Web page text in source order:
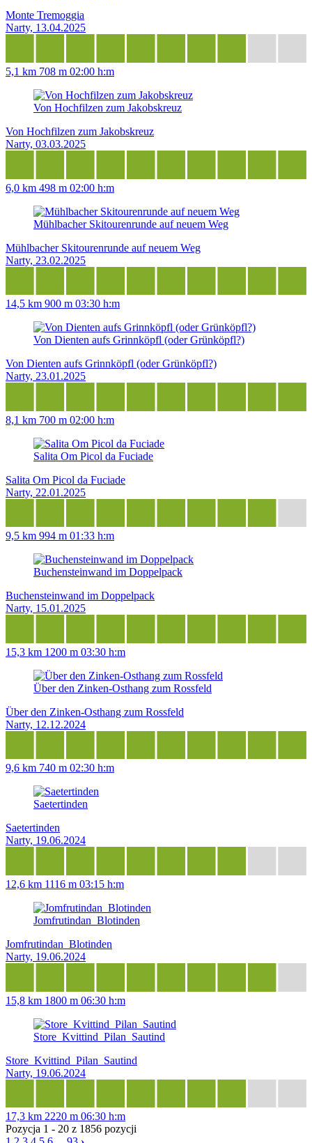
Monte Tremoggia
Narty, 13.04.2025
5,1 km 708 m 02:00 h:m
Von Hochfilzen zum Jakobskreuz
Von Hochfilzen zum Jakobskreuz
Narty, 03.03.2025
6,0 km 498 m 02:00 h:m
Mühlbacher Skitourenrunde auf neuem Weg
Mühlbacher Skitourenrunde auf neuem Weg
Narty, 23.02.2025
14,5 km 900 m 03:30 h:m
Von Dienten aufs Grinnköpfl (oder Grünköpfl?)
Von Dienten aufs Grinnköpfl (oder Grünköpfl?)
Narty, 23.01.2025
8,1 km 700 m 02:00 h:m
Salita Om Picol da Fuciade
Salita Om Picol da Fuciade
Narty, 22.01.2025
9,5 km 994 m 01:33 h:m
Buchensteinwand im Doppelpack
Buchensteinwand im Doppelpack
Narty, 15.01.2025
15,3 km 1200 m 03:30 h:m
Über den Zinken-Osthang zum Rossfeld
Über den Zinken-Osthang zum Rossfeld
Narty, 12.12.2024
9,6 km 740 m 02:30 h:m
Saetertinden
Saetertinden
Narty, 19.06.2024
12,6 km 1116 m 03:15 h:m
Jomfrutindan_Blotinden
Jomfrutindan_Blotinden
Narty, 19.06.2024
15,8 km 1800 m 06:30 h:m
Store_Kvittind_Pilan_Sautind
Store_Kvittind_Pilan_Sautind
Narty, 19.06.2024
17,3 km 2220 m 06:30 h:m
Pozycja 1 - 20 z 1856 pozycji